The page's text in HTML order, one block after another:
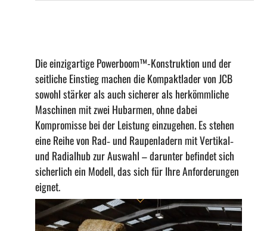
Die einzigartige Powerboom™-Konstruktion und der
seitliche Einstieg machen die Kompaktlader von JCB
sowohl stärker als auch sicherer als herkömmliche
Maschinen mit zwei Hubarmen, ohne dabei
Kompromisse bei der Leistung einzugehen. Es stehen
eine Reihe von Rad‑ und Raupenladern mit Vertikal‑
und Radialhub zur Auswahl – darunter befindet sich
sicherlich ein Modell, das sich für Ihre Anforderungen
eignet.